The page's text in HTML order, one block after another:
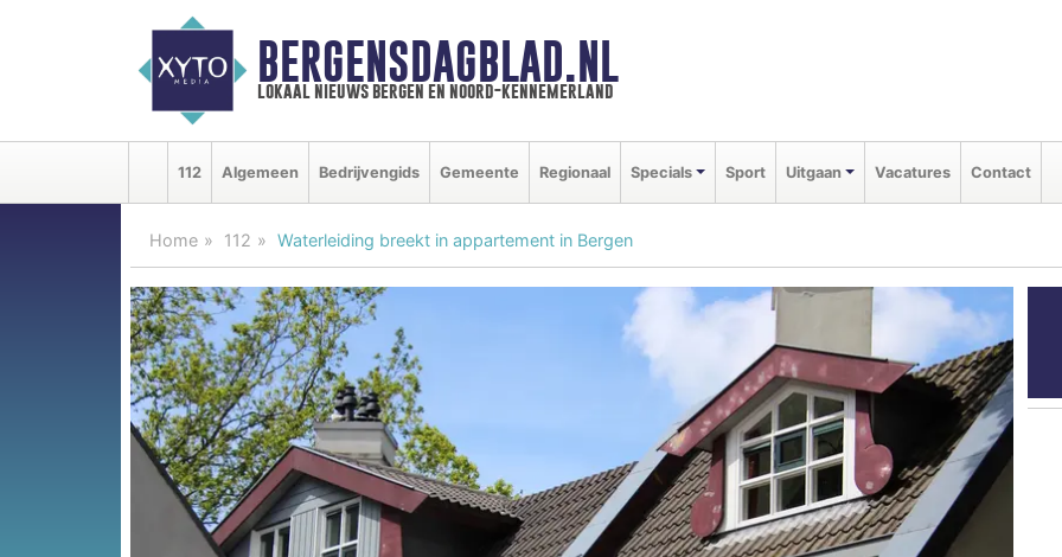
BERGENSDAGBLAD.NL
lokaal nieuws bergen en noord-kennemerland
112 Algemeen Bedrijvengids Gemeente Regionaal Specials Sport Uitgaan Vacatures Contact
Home 112 Waterleiding breekt in appartement in Bergen